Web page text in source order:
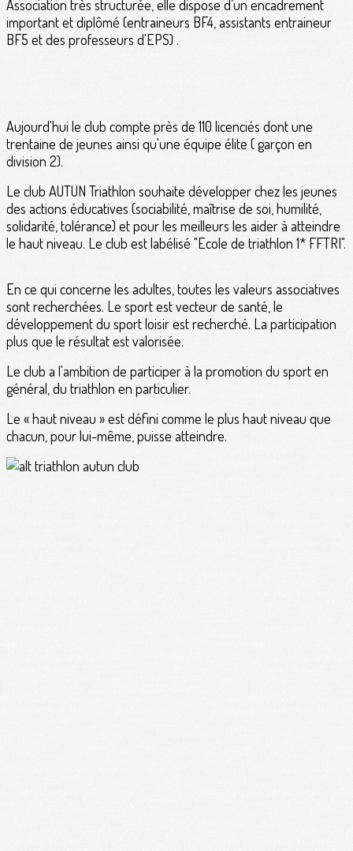
Association très structurée, elle dispose d’un encadrement
important et diplômé (entraineurs BF4, assistants entraineur
BF5 et des professeurs d'EPS) .
Aujourd'hui le club compte près de 110 licenciés dont une
trentaine de jeunes ainsi qu'une équipe élite ( garçon en
division 2).
Le club AUTUN Triathlon souhaite développer chez les jeunes
des actions éducatives (sociabilité, maîtrise de soi, humilité,
solidarité, tolérance) et pour les meilleurs les aider à atteindre
le haut niveau. Le club est labélisé "Ecole de triathlon 1* FFTRI".
En ce qui concerne les adultes, toutes les valeurs associatives
sont recherchées. Le sport est vecteur de santé, le
développement du sport loisir est recherché. La participation
plus que le résultat est valorisée.
Le club a l'ambition de participer à la promotion du sport en
général, du triathlon en particulier.
Le « haut niveau » est défini comme le plus haut niveau que
chacun, pour lui-même, puisse atteindre.